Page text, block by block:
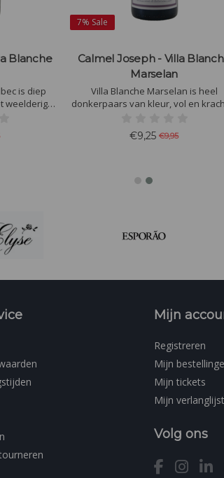
Blanche
is diep
weelderige
veel zwart
en wat
7% Sale
Calmel Joseph - Villa
Marselan
Villa Blanche Marselan is heel
donkerpaars van kleur, vol en
bramen, zoethout en kruiden.
€9,25 €9,95
Mijn
Registreren
Mijn
Mijn tickets
Mijn verlanglijst
Volg ons